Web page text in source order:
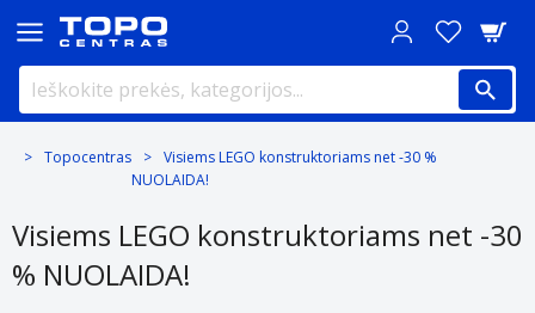
Topocentras
Visiems LEGO konstruktoriams net -30 %
NUOLAIDA!
Visiems LEGO konstruktoriams net -30
% NUOLAIDA!